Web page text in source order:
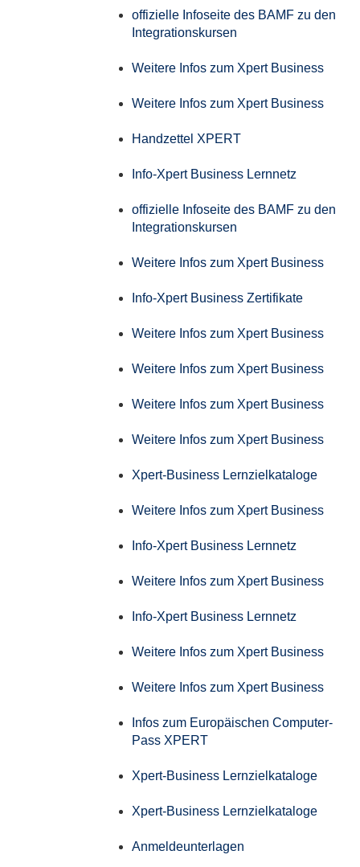
offizielle Infoseite des BAMF zu den
Integrationskursen
Weitere Infos zum Xpert Business
Weitere Infos zum Xpert Business
Handzettel XPERT
Info-Xpert Business Lernnetz
offizielle Infoseite des BAMF zu den
Integrationskursen
Weitere Infos zum Xpert Business
Info-Xpert Business Zertifikate
Weitere Infos zum Xpert Business
Weitere Infos zum Xpert Business
Weitere Infos zum Xpert Business
Weitere Infos zum Xpert Business
Xpert-Business Lernzielkataloge
Weitere Infos zum Xpert Business
Info-Xpert Business Lernnetz
Weitere Infos zum Xpert Business
Info-Xpert Business Lernnetz
Weitere Infos zum Xpert Business
Weitere Infos zum Xpert Business
Infos zum Europäischen Computer-
Pass XPERT
Xpert-Business Lernzielkataloge
Xpert-Business Lernzielkataloge
Anmeldeunterlagen